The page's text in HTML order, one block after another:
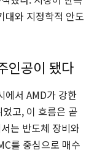
대와 지정학적 안도
인공이 됐다
에서 AMD가 강한
고, 이 흐름은 곧
는 반도체 장비와
를 중심으로 매수